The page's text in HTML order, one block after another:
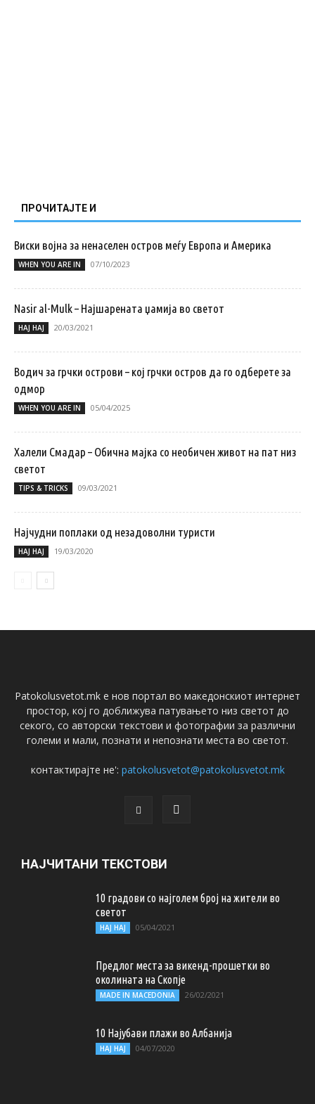
ПРОЧИТАЈТЕ И
Виски војна за ненаселен остров меѓу Европа и Америка
WHEN YOU ARE IN 07/10/2023
Nasir al-Mulk – Најшарената џамија во светот
НАЈ НАЈ 20/03/2021
Водич за грчки острови – кој грчки остров да го одберете за
одмор
WHEN YOU ARE IN 05/04/2025
Халели Смадар – Обична мајка со необичен живот на пат низ
светот
TIPS & TRICKS 09/03/2021
Најчудни поплаки од незадоволни туристи
НАЈ НАЈ 19/03/2020
Patokolusvetot.mk е нов портал во македонскиот интернет
простор, кој го доближува патувањето низ светот до
секого, со авторски текстови и фотографии за различни
големи и мали, познати и непознати места во светот.
контактирајте не': patokolusvetot@patokolusvetot.mk
НАЈЧИТАНИ ТЕКСТОВИ
10 градови со најголем број на жители во
светот
НАЈ НАЈ 05/04/2021
Предлог места за викенд-прошетки во
околината на Скопје
MADE IN MACEDONIA 26/02/2021
10 Најубави плажи во Албанија
НАЈ НАЈ 04/07/2020